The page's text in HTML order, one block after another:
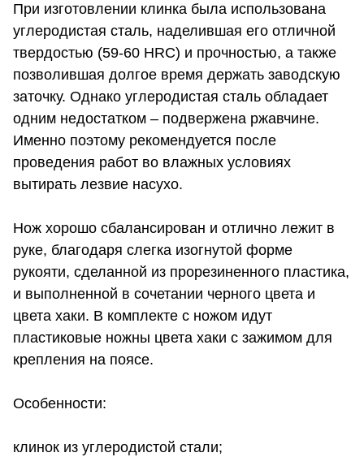
При изготовлении клинка была использована
углеродистая сталь, наделившая его отличной
твердостью (59-60 HRC) и прочностью, а также
позволившая долгое время держать заводскую
заточку. Однако углеродистая сталь обладает
одним недостатком – подвержена ржавчине.
Именно поэтому рекомендуется после
проведения работ во влажных условиях
вытирать лезвие насухо.
Нож хорошо сбалансирован и отлично лежит в
руке, благодаря слегка изогнутой форме
рукояти, сделанной из прорезиненного пластика,
и выполненной в сочетании черного цвета и
цвета хаки. В комплекте с ножом идут
пластиковые ножны цвета хаки с зажимом для
крепления на поясе.
Особенности:
клинок из углеродистой стали;